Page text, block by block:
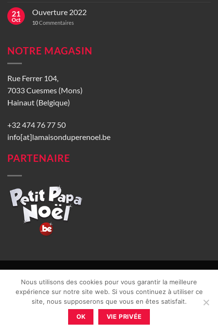
21
Oct
Ouverture 2022
10Commentaires
NOTRE MAGASIN
Rue Ferrer 104,
7033 Cuesmes (Mons)
Hainaut (Belgique)
+32 474 76 77 50
info[at]lamaisonduperenoel.be
PARTENAIRE
CGU| Vie privée| TVA : BE0840965749 | Site web réalisé par
Nous utilisons des cookies pour vous garantir la meilleure
expérience sur notre site web. Si vous continuez à utiliser ce
site, nous supposerons que vous en êtes satisfait.
OK VIE PRIVÉE